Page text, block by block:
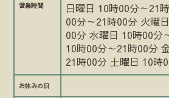
営業時間
日曜日 10時00分～21
00分～21時00分 火曜
00分 水曜日 10時00分
10時00分～21時00分
21時00分 土曜日 10時
お休みの日